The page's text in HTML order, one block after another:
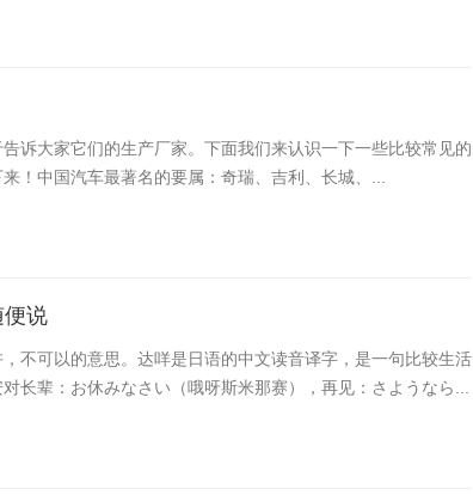
诉大家它们的生产厂家。下面我们来认识一下一些比较常见的
！中国汽车最著名的要属：奇瑞、吉利、长城、...
便说
不可以的意思。达咩是日语的中文读音译字，是一句比较生活
长辈：お休みなさい（哦呀斯米那赛），再见：さようなら...